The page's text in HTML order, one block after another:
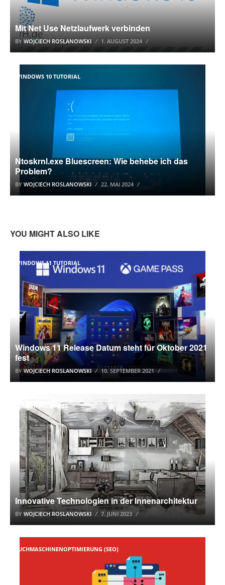
Mit Net Use Netzlaufwerk verbinden
BYWOJCIECH ROSLANOWSKI 1. AUGUST 2024
WINDOWS 10 TUTORIAL
Ntoskrnl.exe Bluescreen: Wie behebe ich das
Problem?
BY WOJCIECH ROSLANOWSKI 22. MAI 2024
YOU MIGHT ALSO LIKE
WINDOWS 11 TUTORIAL
Windows 11 Release Datum steht für Oktober 2021
fest
BYWOJCIECH ROSLANOWSKI 10. SEPTEMBER 2021
BÜROEINRICHTUNG
Innovative Technologien in der Innenarchitektur
BY WOJCIECH ROSLANOWSKI 7. JUNI 2023
SUCHMASCHINENOPTIMIERUNG (SEO)